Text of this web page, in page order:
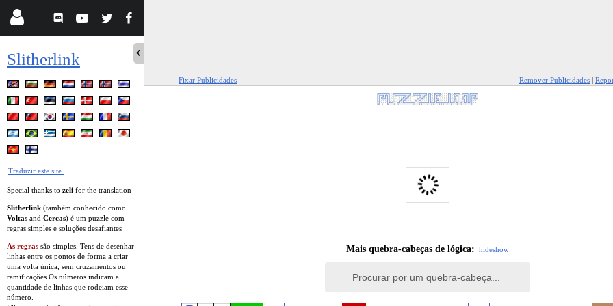
Slitherlink
Traduzir este site.
Special thanks to zeli for the translation
Slitherlink (também conhecido como
Voltas and Cercas) é um puzzle com
regras simples e soluções desafiantes
As regras são simples. Tens de desenhar
linhas entre os pontos de forma a criar
uma volta única, sem cruzamentos ou
ramificações.Os números indicam a
quantidade de linhas que rodeiam esse
número.
Fixar Publicidades Remover Publicidades |
Mais quebra-cabeças de lógica: hideshow